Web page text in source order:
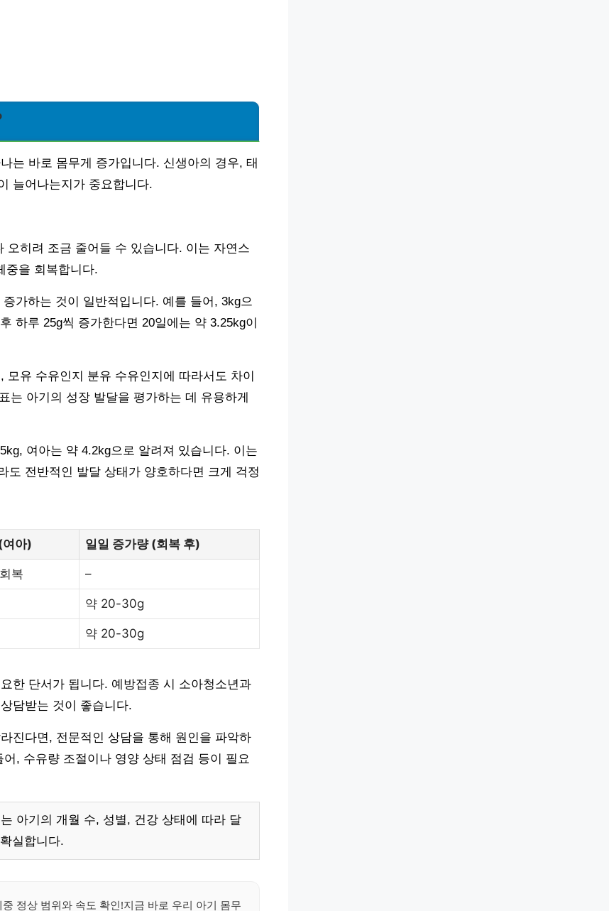
는 바로 몸무게 증가입니다. 신생아의 경우, 태
늘어나는지가 중요합니다.
히려 조금 줄어들 수 있습니다. 이는 자연스
중을 회복합니다.
가하는 것이 일반적입니다. 예를 들어, 3kg으
하루 25g씩 증가한다면 20일에는 약 3.25kg이
유 수유인지 분유 수유인지에 따라서도 차이
는 아기의 성장 발달을 평가하는 데 유용하게
여아는 약 4.2kg으로 알려져 있습니다. 이는
도 전반적인 발달 상태가 양호하다면 크게 걱정
여아) 일일 증가량 (회복 후)
복 –
약 20-30g
약 20-30g
한 단서가 됩니다. 예방접종 시 소아청소년과
담받는 것이 좋습니다.
진다면, 전문적인 상담을 통해 원인을 파악하
, 수유량 조절이나 영양 상태 점검 등이 필요
아기의 개월 수, 성별, 건강 상태에 따라 달
실합니다.
정상 범위와 속도 확인!지금 바로 우리 아기 몸무